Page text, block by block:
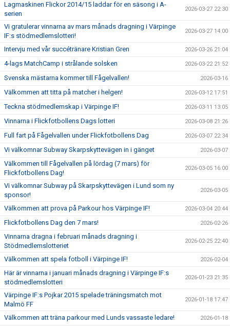
Lagmaskinen Flickor 2014/15 laddar för en säsong i A-
serien
2026-03-27 22:30
Vi gratulerar vinnarna av mars månads dragning i Värpinge
IF:s stödmedlemslotteri!
2026-03-27 14:00
Intervju med vår succétränare Kristian Gren 2026-03-26 21:04
4-lags MatchCamp i strålande solsken 2026-03-22 21:52
Svenska mästarna kommer till Fågelvallen! 2026-03-16
Välkommen att titta på matcher i helgen! 2026-03-12 17:51
Teckna stödmedlemskap i Värpinge IF! 2026-03-11 13:05
Vinnarna i Flickfotbollens Dags lotteri 2026-03-08 21:26
Full fart på Fågelvallen under Flickfotbollens Dag 2026-03-07 22:34
Vi välkomnar Subway Skarpskyttevägen in i gänget 2026-03-07
Välkommen till Fågelvallen på lördag (7 mars) för
Flickfotbollens Dag!
2026-03-05 16:00
Vi välkomnar Subway på Skarpskyttevägen i Lund som ny
sponsor!
2026-03-05
Välkommen att prova på Parkour hos Värpinge IF! 2026-03-04 20:44
Flickfotbollens Dag den 7 mars! 2026-02-26
Vinnarna dragna i februari månads dragning i
Stödmedlemslotteriet
2026-02-25 22:40
Välkommen att spela fotboll i Värpinge IF! 2026-02-04
Här är vinnarna i januari månads dragning i Värpinge IF:s
stödmedlemslotteri
2026-01-23 21:35
Värpinge IF:s Pojkar 2015 spelade träningsmatch mot
Malmö FF
2026-01-18 17:47
Välkommen att träna parkour med Lunds vassaste ledare! 2026-01-18